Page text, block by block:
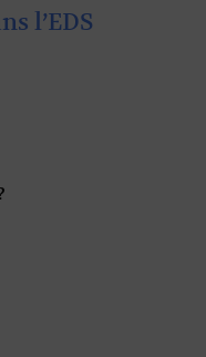
l’EDS